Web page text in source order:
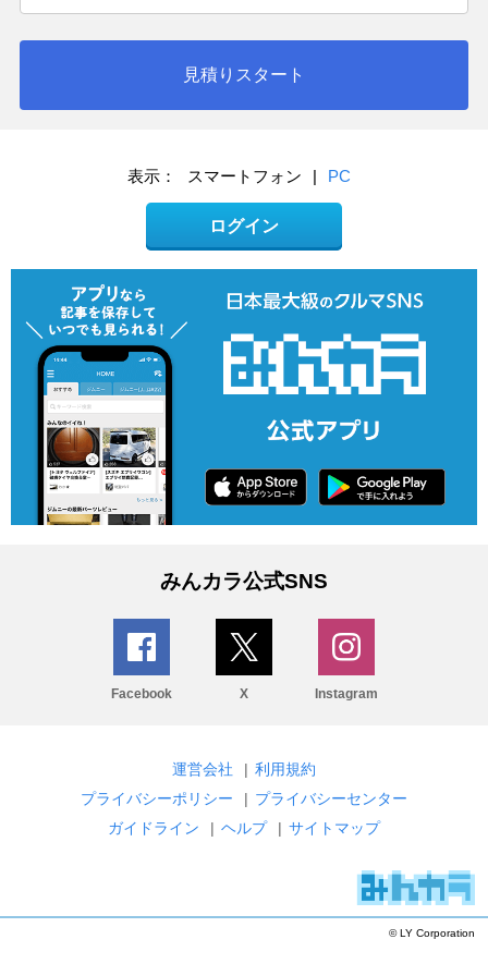
見積りスタート
表示： スマートフォン | PC
ログイン
みんカラ公式SNS
Facebook X Instagram
運営会社 | 利用規約
プライバシーポリシー
| プライバシーセンター
ガイドライン
| ヘルプ | サイトマップ
© LY Corporation